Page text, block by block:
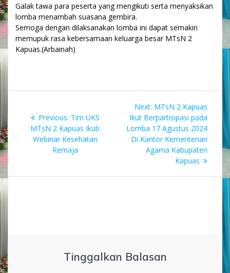
Galak tawa para peserta yang mengikuti serta menyaksikan
lomba menambah suasana gembira.
Semoga dengan dilaksanakan lomba ini dapat semakin
memupuk rasa kebersamaan keluarga besar MTsN 2
Kapuas.(Arbainah)
posPrevious: Previous
post:
Tim UKS
MTsN 2 Kapuas Ikuti
Webinar Kesehatan
Remaja
Next: Next
post:
MTsN 2 Kapuas
Ikut Berpartisipasi pada
Lomba 17 Agustus 2024
Di Kantor Kementerian
Agama Kabupaten
Kapuas
Tinggalkan Balasan